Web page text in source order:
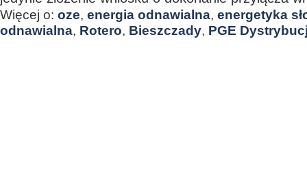
Więcej o: oze, energia odnawialna, energetyka
odnawialna, Rotero, Bieszczady, PGE